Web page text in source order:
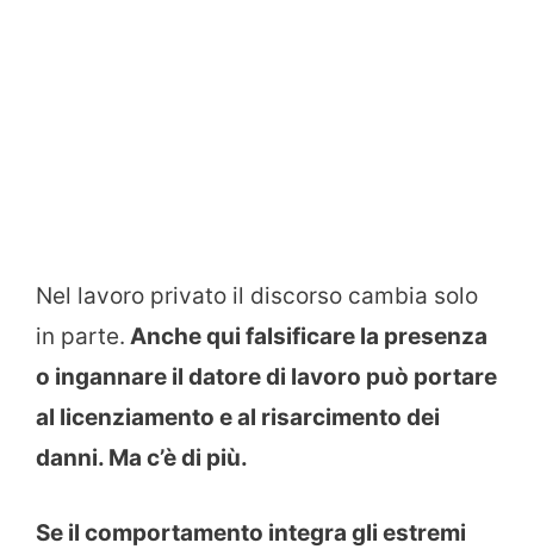
Nel lavoro privato il discorso cambia solo
in parte. Anche qui falsificare la presenza
o ingannare il datore di lavoro può portare
al licenziamento e al risarcimento dei
danni. Ma c’è di più.
Se il comportamento integra gli estremi